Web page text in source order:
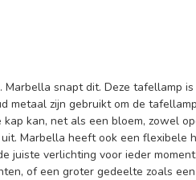
snapt dit. Deze tafellamp
metaal zijn gebruikt om de
kan, net als een bloem, zowel
Marbella heeft ook een flexibele
juiste verlichting voor ieder
of een groter gedeelte zoals